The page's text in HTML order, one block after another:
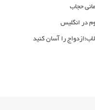
حجاب
در انگلیس
را آسان کنید